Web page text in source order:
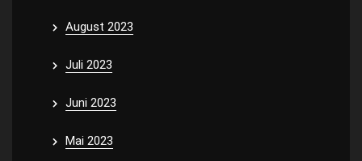
August 2023
Juli 2023
Juni 2023
Mai 2023